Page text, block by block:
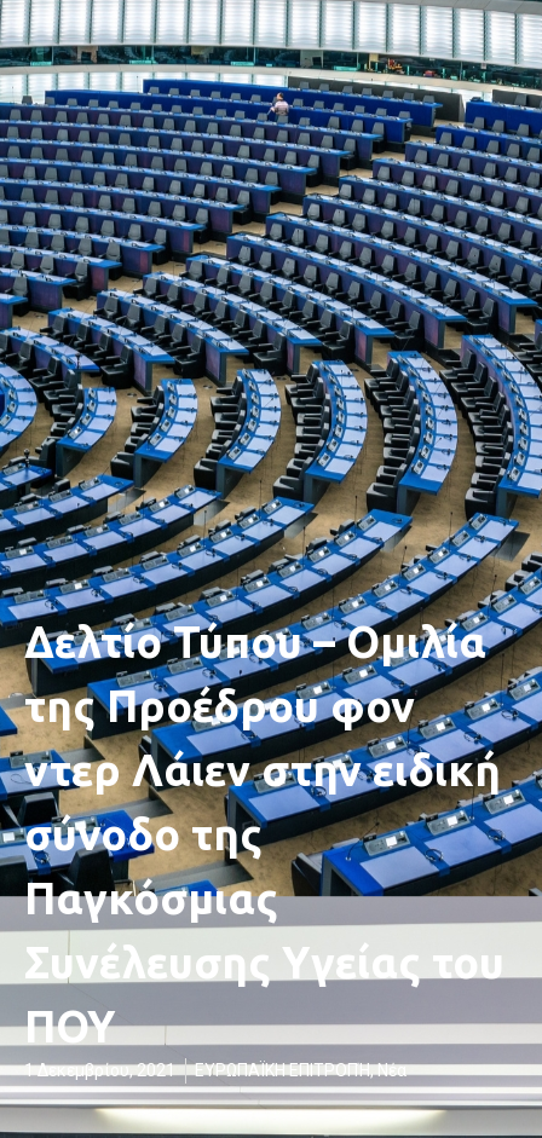
Δελτίο Τύπου – Ομιλία
της Προέδρου φον
ντερ Λάιεν στην ειδική
σύνοδο της
Παγκόσμιας
Συνέλευσης Υγείας του
ΠΟΥ
1 Δεκεμβρίου, 2021 ΕΥΡΩΠΑΪΚΗ ΕΠΙΤΡΟΠΉ,Νέα